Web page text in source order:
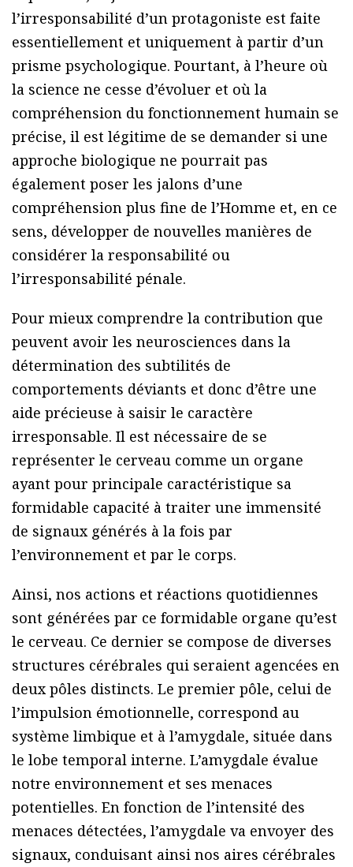
l’irresponsabilité d’un protagoniste est faite
essentiellement et uniquement à partir d’un
prisme psychologique. Pourtant, à l’heure où
la science ne cesse d’évoluer et où la
compréhension du fonctionnement humain se
précise, il est légitime de se demander si une
approche biologique ne pourrait pas
également poser les jalons d’une
compréhension plus fine de l’Homme et, en ce
sens, développer de nouvelles manières de
considérer la responsabilité ou
l’irresponsabilité pénale.
Pour mieux comprendre la contribution que
peuvent avoir les neurosciences dans la
détermination des subtilités de
comportements déviants et donc d’être une
aide précieuse à saisir le caractère
irresponsable. Il est nécessaire de se
représenter le cerveau comme un organe
ayant pour principale caractéristique sa
formidable capacité à traiter une immensité
de signaux générés à la fois par
l’environnement et par le corps.
Ainsi, nos actions et réactions quotidiennes
sont générées par ce formidable organe qu’est
le cerveau. Ce dernier se compose de diverses
structures cérébrales qui seraient agencées en
deux pôles distincts. Le premier pôle, celui de
l’impulsion émotionnelle, correspond au
système limbique et à l’amygdale, située dans
le lobe temporal interne. L’amygdale évalue
notre environnement et ses menaces
potentielles. En fonction de l’intensité des
menaces détectées, l’amygdale va envoyer des
signaux, conduisant ainsi nos aires cérébrales